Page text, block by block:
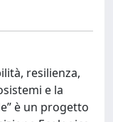
resilienza,
e la
è un progetto